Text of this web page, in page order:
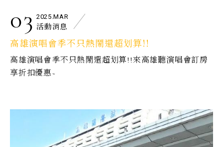
03 2025.MAR
活動消息
高雄演唱會季不只熱鬧還超划算!!
高雄演唱會季不只熱鬧還超划算!!來高雄聽演唱會訂房
享折扣優惠~